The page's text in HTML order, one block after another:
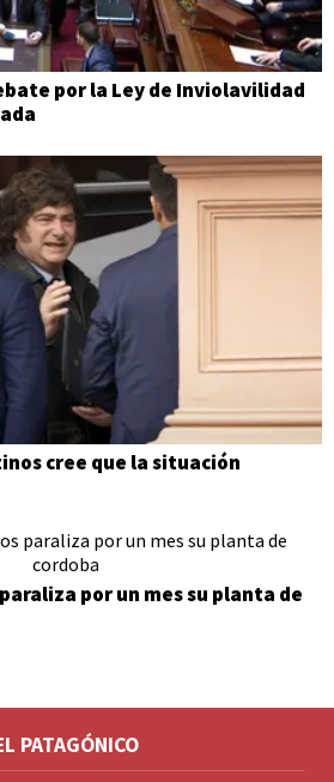
por la Ley de Inviolavilidad
cree que la situación
por un mes su planta de
PATAGÓNICO